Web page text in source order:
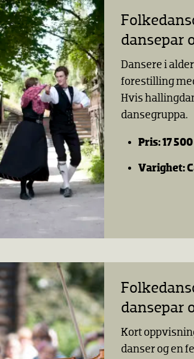
dansepar
Dansere i
forestilling
Hvis
dansegruppa.
Pris: 17
Varighet:
dansepar
Kort
danser og en